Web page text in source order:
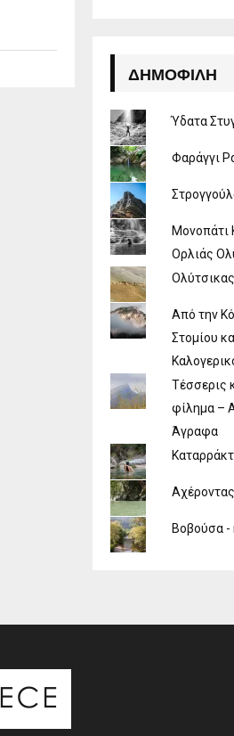
ΔΗΜΟΦΙΛΉ
Ύδατα
Φαράγγι
Μονοπάτι
Ορλιάς
Από την
Στομίου
Τέσσερις
φίλημα –
Άγραφα
Αχέροντας
Βοβούσα